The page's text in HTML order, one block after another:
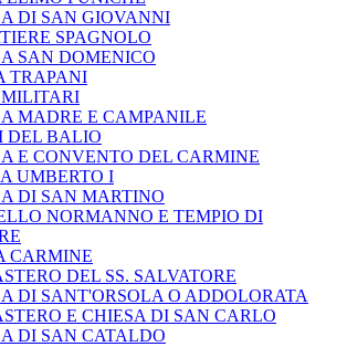
DI SAN GIOVANNI
SPAGNOLO
SAN DOMENICO
TRAPANI
MADRE E CAMPANILE
DEL BALIO
E CONVENTO DEL CARMINE
UMBERTO I
DI SAN MARTINO
NORMANNO E TEMPIO DI
CARMINE
DEL SS. SALVATORE
DI SANT'ORSOLA O ADDOLORATA
E CHIESA DI SAN CARLO
DI SAN CATALDO